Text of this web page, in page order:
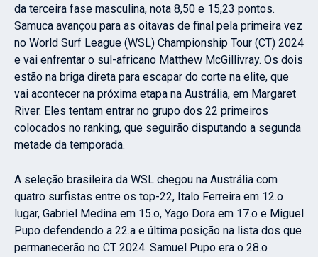
da terceira fase masculina, nota 8,50 e 15,23 pontos.
Samuca avançou para as oitavas de final pela primeira vez
no World Surf League (WSL) Championship Tour (CT) 2024
e vai enfrentar o sul-africano Matthew McGillivray. Os dois
estão na briga direta para escapar do corte na elite, que
vai acontecer na próxima etapa na Austrália, em Margaret
River. Eles tentam entrar no grupo dos 22 primeiros
colocados no ranking, que seguirão disputando a segunda
metade da temporada.
A seleção brasileira da WSL chegou na Austrália com
quatro surfistas entre os top-22, Italo Ferreira em 12.o
lugar, Gabriel Medina em 15.o, Yago Dora em 17.o e Miguel
Pupo defendendo a 22.a e última posição na lista dos que
permanecerão no CT 2024. Samuel Pupo era o 28.o